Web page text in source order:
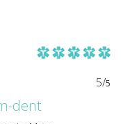
5/5
dent